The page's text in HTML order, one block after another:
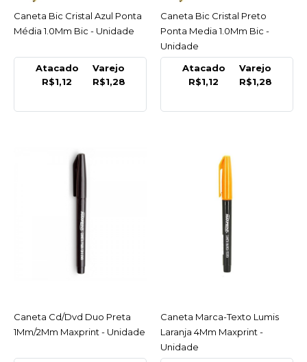
Caneta Bic Cristal Azul
Ponta Média 1.0Mm Bic -
Unidade
R$1,28
COMPRAR
LISTA DE DESEJO
Caneta Bic Cristal Preto
Ponta Media 1.0Mm Bic -
COMPARAR
LISTA DE DESEJO
ACESSAR
Caneta Bic Cristal Azul Ponta
Média 1.0Mm Bic - Unidade
Atacado
R$1,12
Varejo
R$1,28
ACESSAR
Caneta Bic Cristal Preto
Ponta Media 1.0Mm Bic -
Unidade
Atacado
R$1,12
Varejo
R$1,28
ACESSAR
Caneta Cd/Dvd Duo Preta
1Mm/2Mm Maxprint - Unidade
ACESSAR
Caneta Marca-Texto Lumis
Laranja 4Mm Maxprint -
Unidade